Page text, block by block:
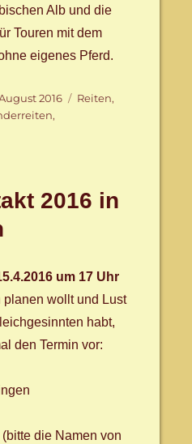
Alb und die
Touren mit dem
eigenes Pferd.
2016 Schlagwörter
Reiten,
,
2016 in
um 17 Uhr
planen wollt und Lust
habt,
den Termin vor:
die Namen von